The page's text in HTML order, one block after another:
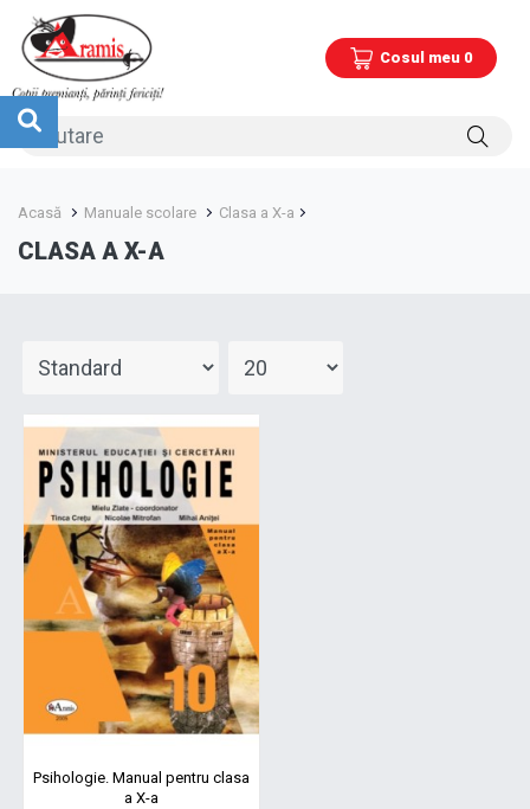
Cosul meu 0
Acasă Manuale scolare Clasa a X-a
CLASA A X-A
Psihologie. Manual pentru clasa
a X-a